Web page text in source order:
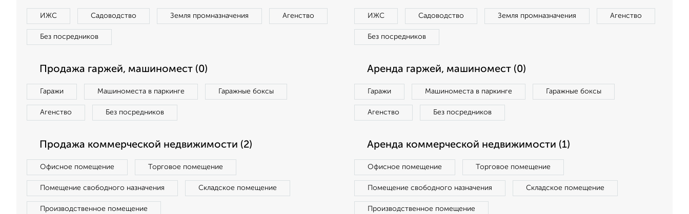
ИЖС Садоводство Земля промназначения Агенство
Без посредников
ИЖС Садоводство Земля промназначения Агенство
Без посредников
Продажа гаржей, машиномест (0)
Гаражи Машиноместа в паркинге Гаражные боксы
Агенство Без посредников
Аренда гаржей, машиномест (0)
Гаражи Машиноместа в паркинге Гаражные боксы
Агенство Без посредников
Продажа коммерческой недвижимости (2)
Офисное помещение Торговое помещение
Помещение свободного назначения Складское помещение
Производственное помещение
Аренда коммерческой недвижимости (1)
Офисное помещение Торговое помещение
Помещение свободного назначения Складское помещение
Производственное помещение